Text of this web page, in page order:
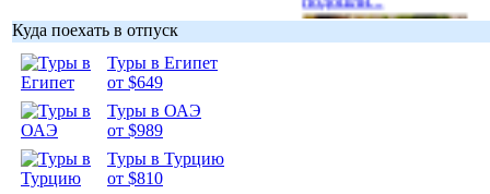
Куда поехать в отпуск
Туры в Египет
от $649
Туры в ОАЭ
от $989
Туры в Турцию
от $810